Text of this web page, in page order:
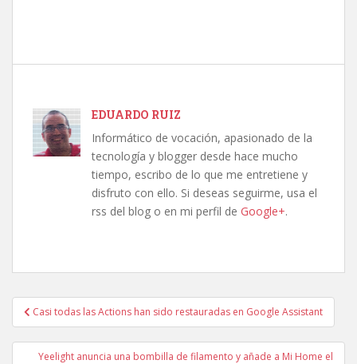
EDUARDO RUIZ
Informático de vocación, apasionado de la
tecnología y blogger desde hace mucho
tiempo, escribo de lo que me entretiene y
disfruto con ello. Si deseas seguirme, usa el
rss del blog o en mi perfil de Google+.
Navegación
de
entradas
Casi todas las Actions han sido restauradas en Google Assistant
Yeelight anuncia una bombilla de filamento y añade a Mi Home el